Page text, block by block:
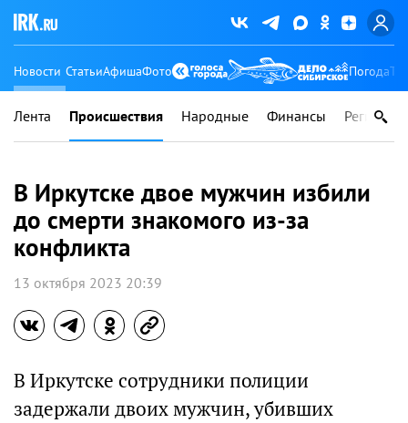
Новости СтатьиАфишаФото Погода
Лента Происшествия Народные Финансы Регионы
В Иркутске двое мужчин избили
до смерти знакомого из-за
конфликта
13 октября 2023 20:39
В Иркутске сотрудники полиции
задержали двоих мужчин, убивших